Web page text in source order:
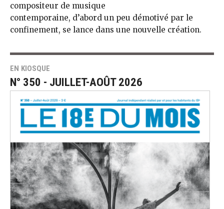
compositeur de musique
contemporaine, d’abord un peu démotivé par le
confinement, se lance dans une nouvelle création.
EN KIOSQUE
N° 350 - JUILLET-AOÛT 2026